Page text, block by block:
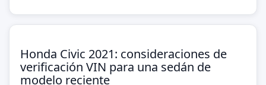
Honda Civic 2021: consideraciones de
verificación VIN para una sedán de
modelo reciente